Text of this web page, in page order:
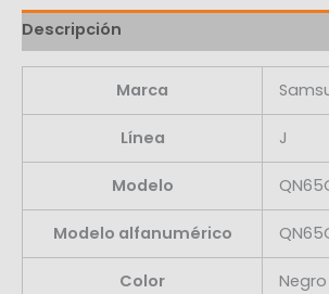
Descripción
Marca
Línea J
Modelo
Modelo alfanumérico
Color Negro